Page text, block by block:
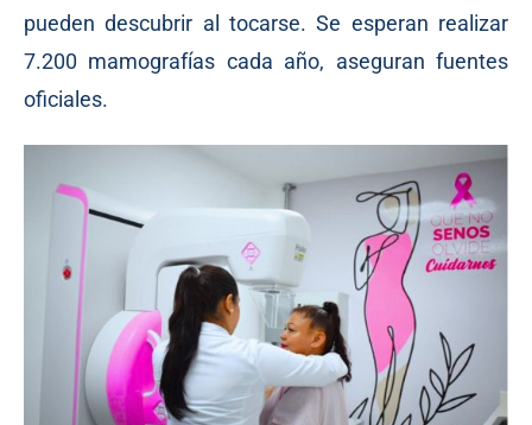
pueden descubrir al tocarse. Se esperan realizar
7.200 mamografías cada año, aseguran fuentes
oficiales.